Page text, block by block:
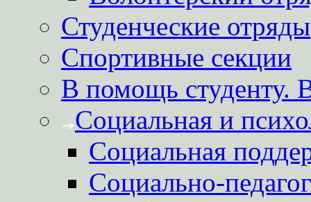
Студенческие отряды
Спортивные секции
В помощь студенту.
Социальная и
Социальная
Социально-